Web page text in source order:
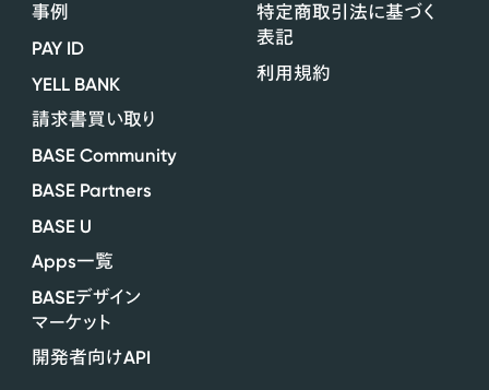
事例
PAY ID
YELL BANK
請求書買い取り
BASE Community
BASE Partners
BASE U
Apps一覧
BASEデザイン
マーケット
開発者向けAPI
特定商取引法に基づく
表記
利用規約